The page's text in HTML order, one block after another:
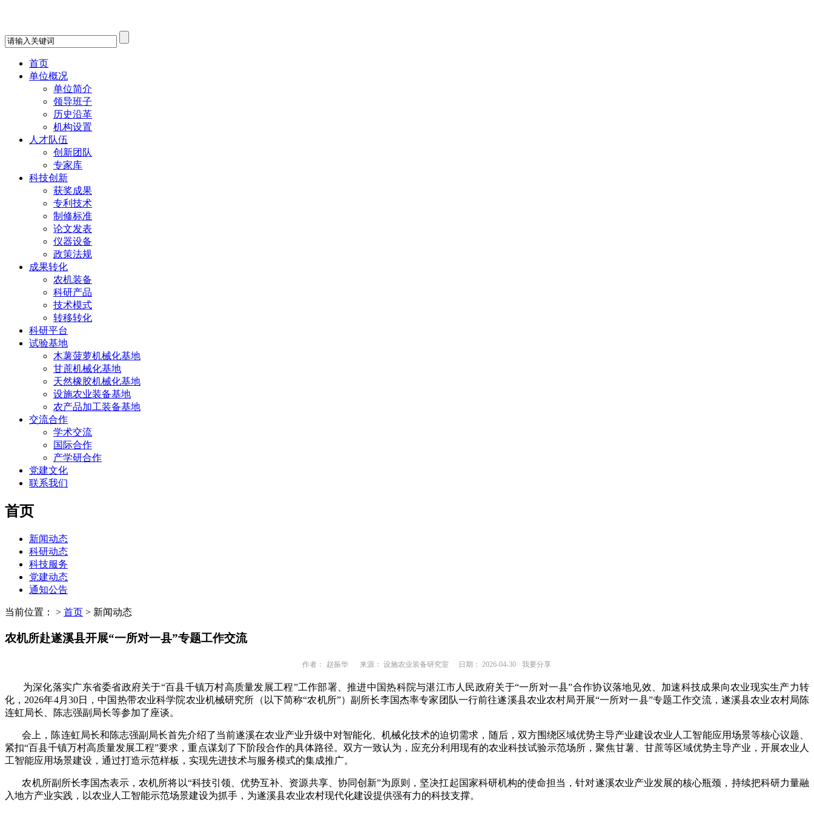
首页
单位概况
单位简介
领导班子
历史沿革
机构设置
人才队伍
创新团队
专家库
科技创新
获奖成果
专利技术
制修标准
论文发表
仪器设备
政策法规
成果转化
农机装备
科研产品
技术模式
转移转化
科研平台
试验基地
木薯菠萝机械化基地
甘蔗机械化基地
天然橡胶机械化基地
设施农业装备基地
农产品加工装备基地
交流合作
学术交流
国际合作
产学研合作
党建文化
联系我们
首页
新闻动态
科研动态
科技服务
党建动态
通知公告
当前位置： > 首页 > 新闻动态
农机所赴遂溪县开展“一所对一县”专题工作交流
作者： 赵振华 来源： 设施农业装备研究室 日期： 2026-04-30 我要分享
为深化落实广东省委省政府关于“百县千镇万村高质量发展工程”工作部署、推进中国热科院与湛江市人民政府关于“一所对一县”合作协议落地见效、加速科技成果向农业现实生产力转
化，2026年4月30日，中国热带农业科学院农业机械研究所（以下简称“农机所”）副所长李国杰率专家团队一行前往遂溪县农业农村局开展“一所对一县”专题工作交流，遂溪县农业农村局陈
连虹局长、陈志强副局长等参加了座谈。
会上，陈连虹局长和陈志强副局长首先介绍了当前遂溪在农业产业升级中对智能化、机械化技术的迫切需求，随后，双方围绕区域优势主导产业建设农业人工智能应用场景等核心议题、
紧扣“百县千镇万村高质量发展工程”要求，重点谋划了下阶段合作的具体路径。双方一致认为，应充分利用现有的农业科技试验示范场所，聚焦甘薯、甘蔗等区域优势主导产业，开展农业人
工智能应用场景建设，通过打造示范样板，实现先进技术与服务模式的集成推广。
农机所副所长李国杰表示，农机所将以“科技引领、优势互补、资源共享、协同创新”为原则，坚决扛起国家科研机构的使命担当，针对遂溪农业产业发展的核心瓶颈，持续把科研力量融
入地方产业实践，以农业人工智能示范场景建设为抓手，为遂溪县农业农村现代化建设提供强有力的科技支撑。